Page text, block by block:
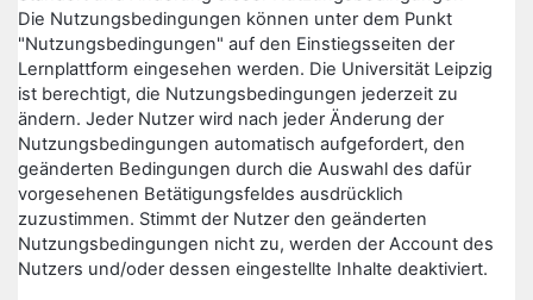
Die Nutzungsbedingungen können unter dem Punkt
"Nutzungsbedingungen" auf den Einstiegsseiten der
Lernplattform eingesehen werden. Die Universität Leipzig
ist berechtigt, die Nutzungsbedingungen jederzeit zu
ändern. Jeder Nutzer wird nach jeder Änderung der
Nutzungsbedingungen automatisch aufgefordert, den
geänderten Bedingungen durch die Auswahl des dafür
vorgesehenen Betätigungsfeldes ausdrücklich
zuzustimmen. Stimmt der Nutzer den geänderten
Nutzungsbedingungen nicht zu, werden der Account des
Nutzers und/oder dessen eingestellte Inhalte deaktiviert.